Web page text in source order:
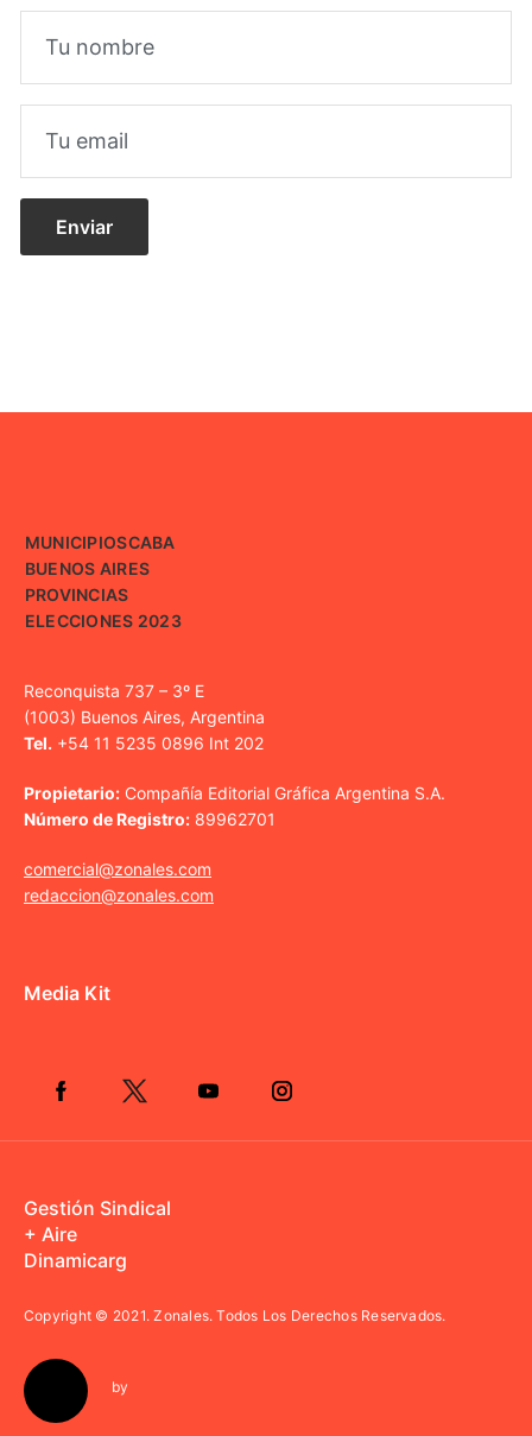
MUNICIPIOSCABA
BUENOS AIRES
PROVINCIAS
ELECCIONES 2023
Reconquista 737 – 3º E
(1003) Buenos Aires, Argentina
Tel. +54 11 5235 0896 Int 202
Propietario: Compañía Editorial Gráfica Argentina S.A.
Número de Registro: 89962701
comercial@zonales.com
redaccion@zonales.com
Media Kit
Gestión Sindical
+ Aire
Dinamicarg
Copyright © 2021.Zonales. Todos Los Derechos Reservados.
by